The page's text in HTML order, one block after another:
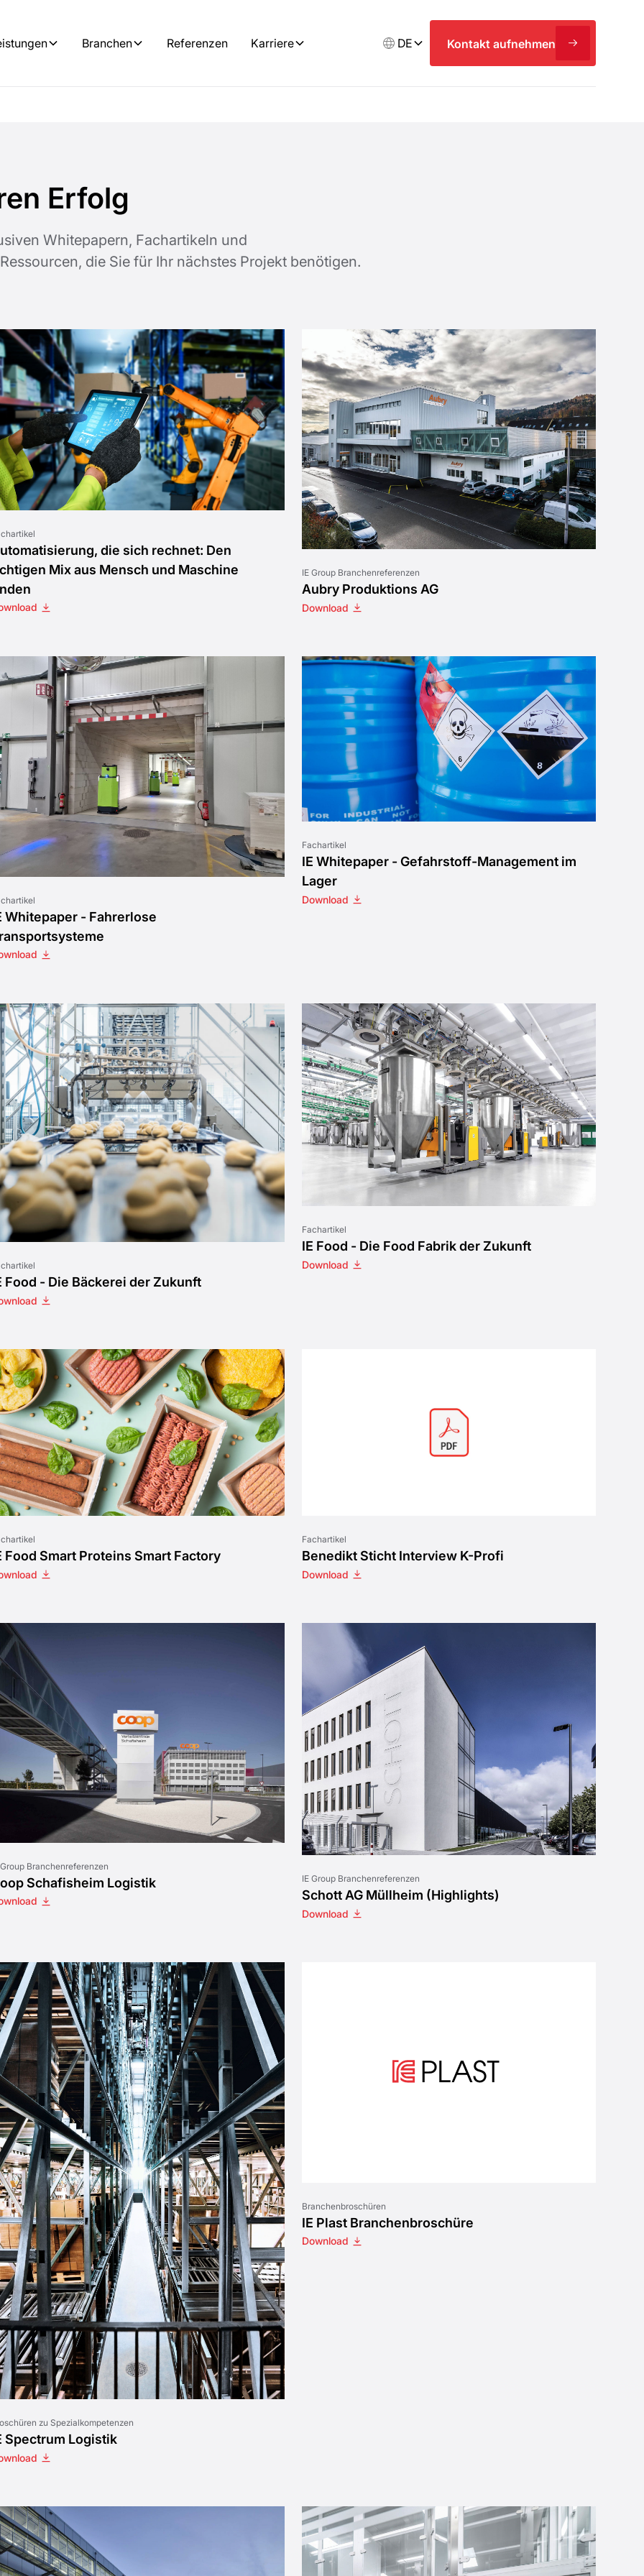
Branchen Referenzen Karriere DE Kontakt aufnehmen
Erfolg
Whitepapern, Fachartikeln und
die Sie für Ihr nächstes Projekt benötigen.
die sich rechnet: Den
Mix aus Mensch und Maschine
IE Group Branchenreferenzen
Aubry Produktions AG
Download
Whitepaper - Fahrerlose
Fachartikel
IE Whitepaper - Gefahrstoff-Management im
Lager
Download
Food - Die Bäckerei der Zukunft
Fachartikel
IE Food - Die Food Fabrik der Zukunft
Download
Food Smart Proteins Smart Factory
Fachartikel
Benedikt Sticht Interview K-Profi
Download
Branchenreferenzen
Schafisheim Logistik IE Group Branchenreferenzen
Schott AG Müllheim (Highlights)
Download
zu Spezialkompetenzen
Spectrum Logistik
Branchenbroschüren
IE Plast Branchenbroschüre
Download